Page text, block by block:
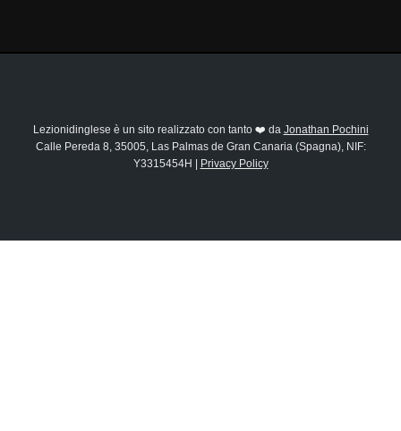
Lezionidinglese è un sito realizzato con tanto ❤️ da Jonathan Pochini
Calle Pereda 8, 35005, Las Palmas de Gran Canaria (Spagna), NIF:
Y3315454H |
Privacy Policy